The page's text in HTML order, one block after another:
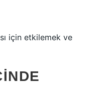
için etkilemek ve